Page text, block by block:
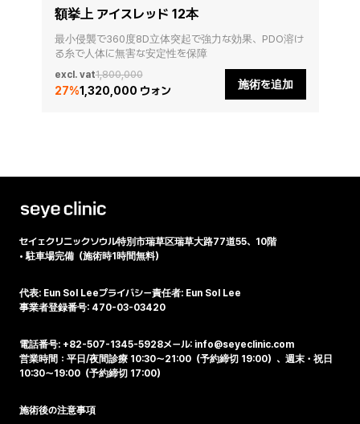
額挙上 アイスレッド 12本
最小侵襲で360度8D立体突起で強力な効果、PDO溶け
る糸で人体に無害な安定性を保障
excl. vat1,800,000
27%1,320,000 ウォン 施術を追加
セイェクリニックソウル特別市瑞草区瑞草大路77道55、10階
•駐車場完備（施術時1時間無料）
代表: Eun Sol Leeプライバシー責任者: Eun Sol Lee
事業者登録番号: 470-03-03420
電話番号: +82-507-1345-5928メール: info@seyeclinic.com
営業時間：平日/夜間診療 10:30～21:00（予約締切 19:00）、週末・祝日
10:30～19:00（予約締切 17:00）
施術後の注意事項